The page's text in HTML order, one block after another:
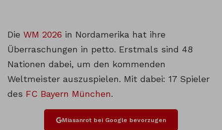
Die WM 2026 in Nordamerika hat ihre
Überraschungen in petto. Erstmals sind 48
Nationen dabei, um den kommenden
Weltmeister auszuspielen. Mit dabei: 17 Spieler
des FC Bayern München.
Miasanrot bei Google bevorzugen